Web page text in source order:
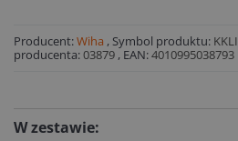
Producent:Wiha , Symbol produktu:
producenta:03879 , EAN:4010995038793
W zestawie: